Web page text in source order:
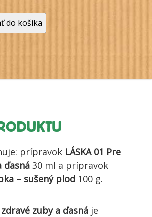
do košíka
prípravok LÁSKA 01 Pre
ďasná 30 ml a prípravok
– sušený plod 100 g.
zdravé zuby a ďasná je